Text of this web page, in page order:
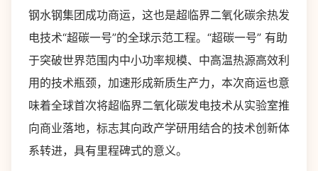
钢水钢集团成功商运，这也是超临界二氧化碳余热发
电技术“超碳一号”的全球示范工程。“超碳一号” 有助
于突破世界范围内中小功率规模、中高温热源高效利
用的技术瓶颈，加速形成新质生产力，本次商运也意
味着全球首次将超临界二氧化碳发电技术从实验室推
向商业落地，标志其向政产学研用结合的技术创新体
系转进，具有里程碑式的意义。